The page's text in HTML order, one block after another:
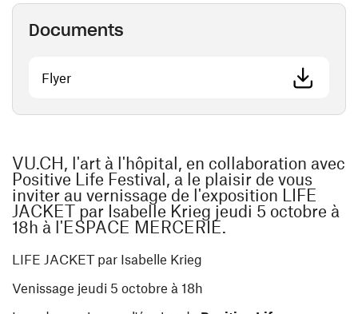
Documents
Flyer(ouvre une nouvelle fenêtre)
VU.CH, l'art à l'hôpital, en collaboration avec
Positive Life Festival, a le plaisir de vous
inviter au vernissage de l'exposition LIFE
JACKET par Isabelle Krieg jeudi 5 octobre à
18h à l'ESPACE MERCERIE.
LIFE JACKET par Isabelle Krieg
Venissage jeudi 5 octobre à 18h